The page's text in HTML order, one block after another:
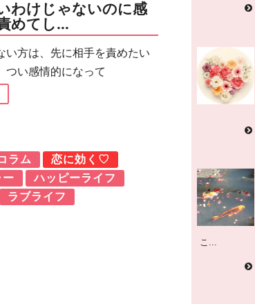
わけじゃないのに感
めてし...
い方は、先に相手を責めたい
つい感情的になって
ラム
恋に効く♡
ー
ハッピーライフ
ラブライフ
こ...